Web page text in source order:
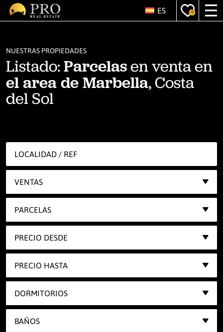
ES 0
NUESTRAS PROPIEDADES
Listado:Parcelasen venta en
el area de Marbella, Costa
del Sol
VENTAS
PARCELAS
PRECIO DESDE
PRECIO HASTA
DORMITORIOS
BAÑOS